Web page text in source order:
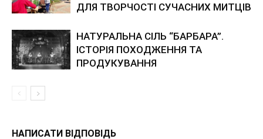
ДЛЯ ТВОРЧОСТІ СУЧАСНИХ МИТЦІВ
НАТУРАЛЬНА СІЛЬ “БАРБАРА”.
ІСТОРІЯ ПОХОДЖЕННЯ ТА
ПРОДУКУВАННЯ
НАПИСАТИ ВІДПОВІДЬ